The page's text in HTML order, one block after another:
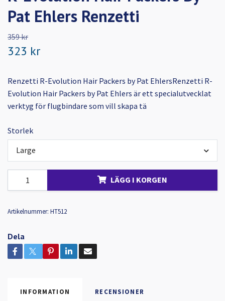
Pat Ehlers Renzetti
359 kr
323 kr
Renzetti R-Evolution Hair Packers by Pat EhlersRenzetti R-
Evolution Hair Packers by Pat Ehlers är ett specialutvecklat
verktyg för flugbindare som vill skapa tä
Storlek
Large
LÄGG I KORGEN
Artikelnummer: HT512
Dela
INFORMATION RECENSIONER